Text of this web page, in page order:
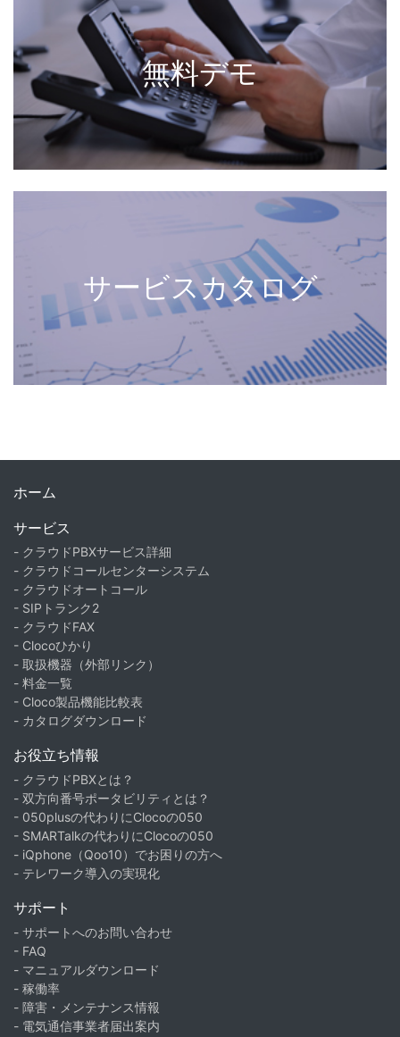
無料デモ
サービスカタログ
ホーム
サービス
- クラウドPBXサービス詳細
- クラウドコールセンターシステム
- クラウドオートコール
- SIPトランク2
- クラウドFAX
- Clocoひかり
- 取扱機器（外部リンク）
- 料金一覧
- Cloco製品機能比較表
- カタログダウンロード
お役立ち情報
- クラウドPBXとは？
- 双方向番号ポータビリティとは？
- 050plusの代わりにClocoの050
- SMARTalkの代わりにClocoの050
- iQphone（Qoo10）でお困りの方へ
- テレワーク導入の実現化
サポート
- サポートへのお問い合わせ
- FAQ
- マニュアルダウンロード
- 稼働率
- 障害・メンテナンス情報
- 電気通信事業者届出案内